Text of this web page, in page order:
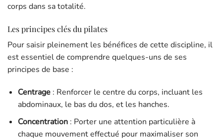
corps dans sa totalité.
Les principes clés du pilates
Pour saisir pleinement les bénéfices de cette discipline, il
est essentiel de comprendre quelques-uns de ses
principes de base :
Centrage: Renforcer le centre du corps, incluant les
abdominaux, le bas du dos, et les hanches.
Concentration: Porter une attention particulière à
chaque mouvement effectué pour maximaliser son